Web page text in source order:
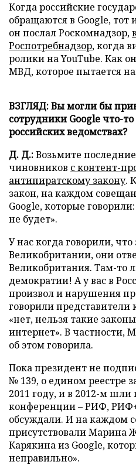
Когда российские
обращаются в Google, тот
он послал Роскомнадзор,
Роспотребнадзор, когда
ролики на YouTube. Как
МВД, которое пытается
ВЗГЛЯД: Вы могли бы
сотрудники Google что-
российских ведомствах?
Д. Д.:Возьмите
чиновников с контент-
антипиратскому закону.
закон, на каждом
Google, которые
не будет».
У нас когда говорили, что
Великобритании, они
Великобритания. Там-то
демократии! А у вас в
произвол и нарушения
говорили
«нет, нельзя такие
интернет». В частности,
об этом говорила.
Пока президент не
№ 139, о едином реестре
2011 году, и в 2012-м
конференции –РИФ,
обсуждали. И на каждом
присутствовали Марина
Карякина из Google,
неправильно».